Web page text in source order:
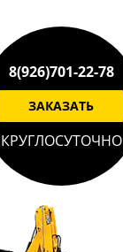
8(926)701-22-78
ЗАКАЗАТЬ
КРУГЛОСУТОЧНО